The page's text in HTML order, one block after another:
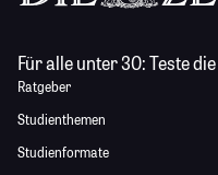
Für alle unter 30:Teste die
Ratgeber
Studienthemen
Studienformate